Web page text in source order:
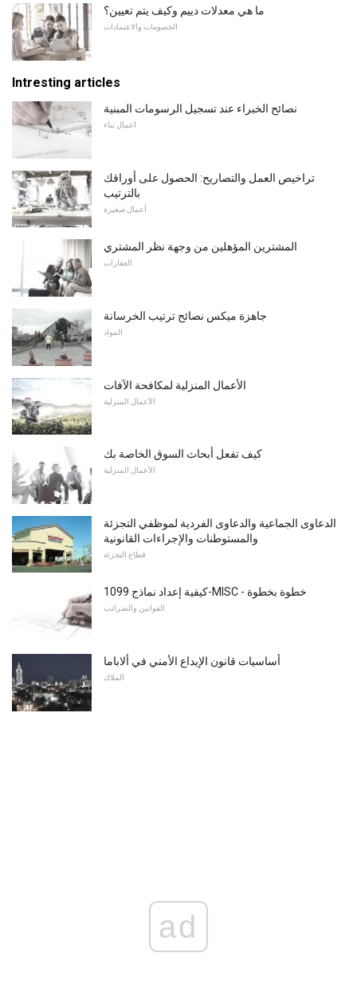
ما هي معدلات دييم وكيف يتم تعيين؟
الخصومات والاعتمادات
Intresting articles
نصائح الخبراء عند تسجيل الرسومات المبنية
اعمال بناء
تراخيص العمل والتصاريح: الحصول على أوراقك
بالترتيب
أعمال صغيرة
المشترين المؤهلين من وجهة نظر المشتري
العقارات
جاهزة ميكس نصائح ترتيب الخرسانة
المواد
الأعمال المنزلية لمكافحة الآفات
الأعمال المنزلية
كيف تفعل أبحاث السوق الخاصة بك
الأعمال المنزلية
الدعاوى الجماعية والدعاوى الفردية لموظفي التجزئة
والمستوطنات والإجراءات القانونية
قطاع التجزئة
كيفية إعداد نماذج 1099-MISC - خطوة بخطوة
القوانين والضرائب
أساسيات قانون الإيداع الأمني ​​في ألاباما
الملاك
ad